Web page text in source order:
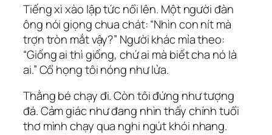
Tiếng xì xào lập tức nổi lên. Một người đàn
ông nói giọng chua chát: “Nhìn con nít mà
trợn tròn mắt vậy?” Người khác mỉa theo:
“Giống ai thì giống, chứ ai mà biết cha nó là
ai.” Cổ họng tôi nóng như lửa.
Thằng bé chạy đi. Còn tôi đứng như tượng
đá. Cảm giác như đang nhìn thấy chính tuổi
thơ mình chạy qua nghi ngút khói nhang.